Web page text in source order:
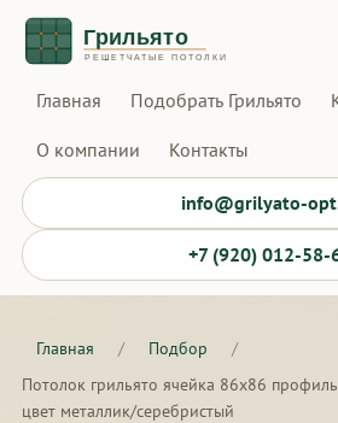
Главная Подобрать Грильято
О компании Контакты
info@grilyato-
+7 (920) 012-58-
Главная / Подбор
/
Потолок грильято ячейка 86х86
цвет металлик/серебристый